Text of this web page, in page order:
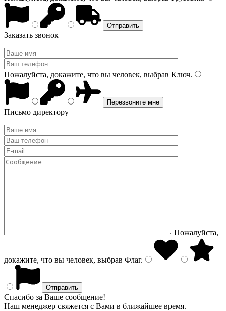
Заказать звонок
Пожалуйста, докажите, что вы человек, выбрав Ключ.
Письмо директору
Пожалуйста,
докажите, что вы человек, выбрав Флаг.
Спасибо за Ваше сообщение!
Наш менеджер свяжется с Вами в ближайшее время.